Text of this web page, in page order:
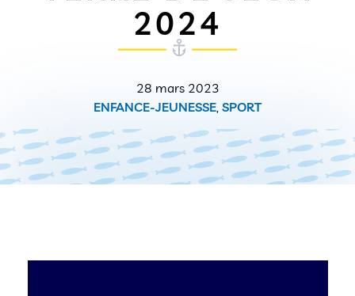
2024
28 mars 2023
ENFANCE-JEUNESSE, SPORT